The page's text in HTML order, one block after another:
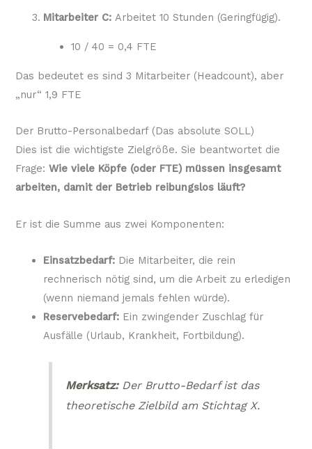
Mitarbeiter C:Arbeitet 10 Stunden (Geringfügig).
10 / 40 = 0,4 FTE
Das bedeutet es sind 3 Mitarbeiter (Headcount), aber
„nur“ 1,9 FTE
Der Brutto-Personalbedarf (Das absolute SOLL)
Dies ist die wichtigste Zielgröße. Sie beantwortet die
Frage: Wie viele Köpfe (oder FTE) müssen insgesamt
arbeiten, damit der Betrieb reibungslos läuft?
Er ist die Summe aus zwei Komponenten:
Einsatzbedarf:Die Mitarbeiter, die rein
rechnerisch nötig sind, um die Arbeit zu erledigen
(wenn niemand jemals fehlen würde).
Reservebedarf:Ein zwingender Zuschlag für
Ausfälle (Urlaub, Krankheit, Fortbildung).
Merksatz:Der Brutto-Bedarf ist das
theoretische Zielbild am Stichtag X.